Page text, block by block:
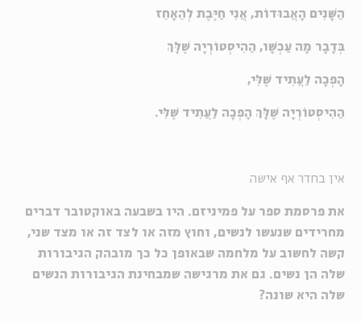
הַשָּׁנִים הָאֲבוּדוֹת, אֲנִי חַיֶּבֶת לְהֵאָחֵז
בְּדָבָר מָה עַכְשָׁו, הַהִיסְטוֹרְיָה שֶׁלָּךְ
הָפְכָה לַעֲתִיד שֶׁלִּי,
הַהִיסְטוֹרְיָה שֶׁלָּךְ הָפְכָה לַעֲתִיד שֶׁלִּי.
אין בחדר אף אישה
את פרסמת ספר על פמיניזם. היו בשבעה באוקטובר דברים
מחרידים שנעשו לנשים, וחוץ מזה או לצד זה או מצד שני,
קשה לחשוב על מלחמה שבאופן כל כך מובהק הגיבורות
שלה הן נשים. גם את מרגישה שמבחינת הגיבורות הנשים
שלה היא שונה?